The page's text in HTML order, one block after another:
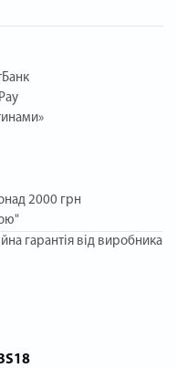
2000 грн
гарантія від виробника